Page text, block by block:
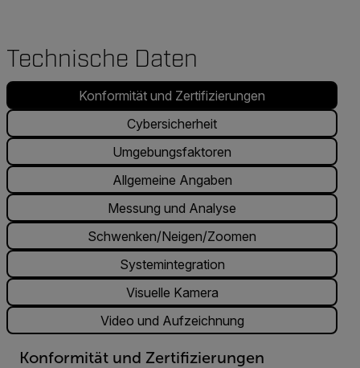
Technische Daten
Konformität und Zertifizierungen
Cybersicherheit
Umgebungsfaktoren
Allgemeine Angaben
Messung und Analyse
Schwenken/Neigen/Zoomen
Systemintegration
Visuelle Kamera
Video und Aufzeichnung
Konformität und Zertifizierungen